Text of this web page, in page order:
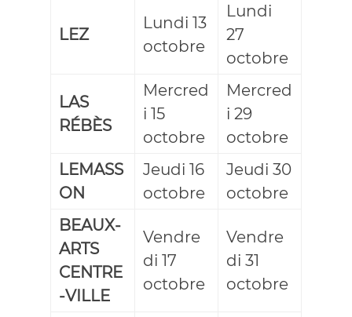
LEZ
Lundi 13
octobre
Lundi
27
octobre
LAS
RÉBÈS
Mercred
i 15
octobre
Mercred
i 29
octobre
LEMASS
ON
Jeudi 16
octobre
Jeudi 30
octobre
BEAUX-
ARTS
CENTRE
-VILLE
Vendre
di 17
octobre
Vendre
di 31
octobre